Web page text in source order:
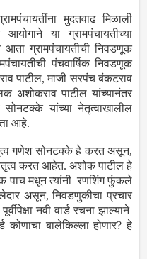
मुदतवाढ मिळाली
या ग्रामपंचायतीच्या
आता ग्रामपंचायतीची निवडणूक
पंचवार्षिक निवडणूक
पाटील, माजी सरपंच बंकटराव
अशोकराव पाटील यांच्यानंतर
यांच्या नेतृत्वाखालील
आहे.
गणेश सोनटक्‍के हे करत असून,
करत आहेत. अशोक पाटील हे
पाच मधून त्यांनी रणशिंग फुंकले
असून, निवडणुकीचा प्रचार
नवी वार्ड रचना झाल्याने
बालेकिल्ला होणार? हे